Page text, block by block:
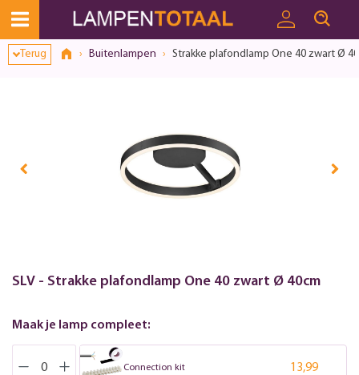
Terug Buitenlampen Strakke plafondlamp One 40 zwart Ø
SLV - Strakke plafondlamp One 40 zwart Ø 40cm
Maak je lamp compleet:
Connection kit 13,99
Toestemmingsvenster geopend